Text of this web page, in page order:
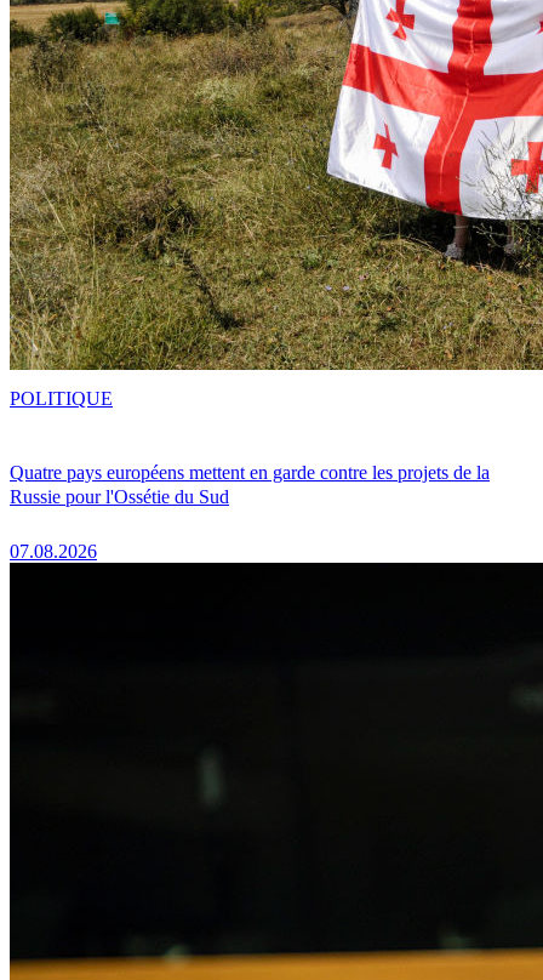
Quatre pays européens mettent en garde contre les projets de la
Russie pour l'Ossétie du Sud
07.08.2026
POLITIQUE